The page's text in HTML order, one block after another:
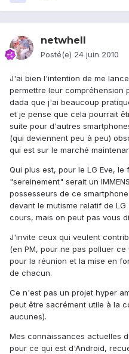
netwhell
Posté(e) 24 juin 2010
J'ai bien l'intention de me
permettre leur compréhension
dada que j'ai beaucoup
et je pense que cela pourrait
suite pour d'autres
(qui deviennent peu à peu)
qui est sur le marché
Qui plus est, pour le LG Eve,
"sereinement" serait un
possesseurs de ce
devant le mutisme relatif de
cours, mais on peut pas vous
J'invite ceux qui veulent
(en PM, pour ne pas polluer
pour la réunion et la mise en
de chacun.
Ce n'est pas un projet hyper
peut être sacrément utile à la
aucunes).
Mes connaissances actuelles
pour ce qui est d'Android,